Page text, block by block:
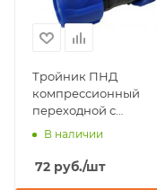
Тройник ПНД
компрессионный
переходной с
внутренней резьбой
В наличии
72 руб./шт